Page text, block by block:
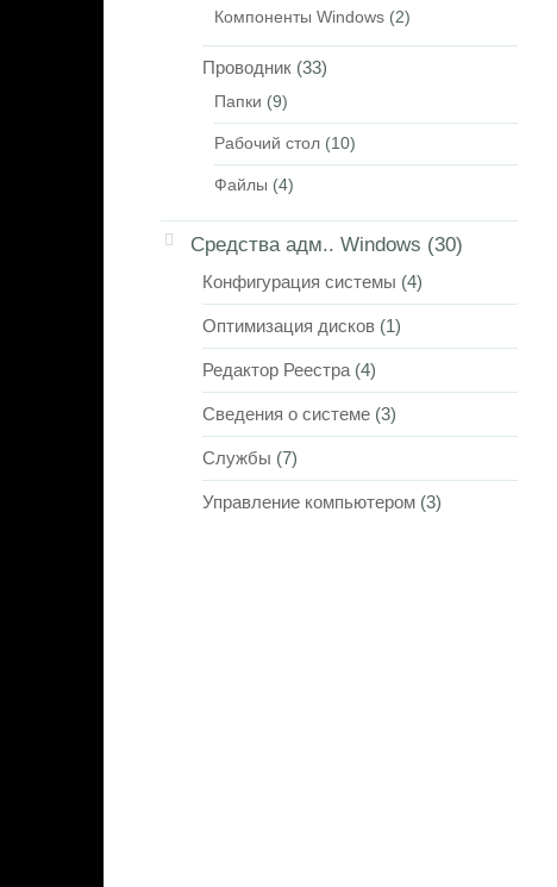
Компоненты Windows (2)
Проводник (33)
Папки (9)
Рабочий стол (10)
Файлы (4)
Средства адм.. Windows (30)
Конфигурация системы (4)
Оптимизация дисков (1)
Редактор Реестра (4)
Сведения о системе (3)
Службы (7)
Управление компьютером (3)